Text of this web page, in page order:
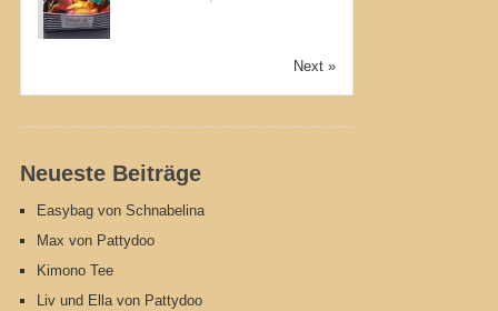
Next »
Neueste Beiträge
Easybag von Schnabelina
Max von Pattydoo
Kimono Tee
Liv und Ella von Pattydoo